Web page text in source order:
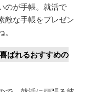
のが手帳。就活で
敵な手帳をプレゼン
ばれるおすすめの